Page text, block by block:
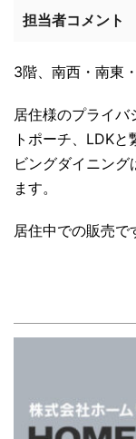
担当者コメント
3階、南西・南東
居住様のプライ
トポーチ、LDK
ビングダイニン
ます。
居住中での販売で